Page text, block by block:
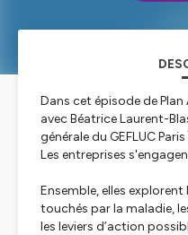
Dans cet épisode de
avec Béatrice Laurent-
générale du GEFLUC
Les entreprises
Ensemble, elles explorent
touchés par la maladie,
les leviers d’action